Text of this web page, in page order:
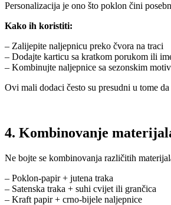
Personalizacija je ono što poklon čini
Kako ih koristiti:
– Zalijepite naljepnicu preko čvora na traci
– Dodajte karticu sa kratkom porukom ili
– Kombinujte naljepnice sa sezonskim
Ovi mali dodaci često su presudni u tome
4. Kombinovanje
Ne bojte se kombinovanja različitih
– Poklon‑papir + jutena traka
– Satenska traka + suhi cvijet ili grančica
– Kraft papir + crno‑bijele naljepnice